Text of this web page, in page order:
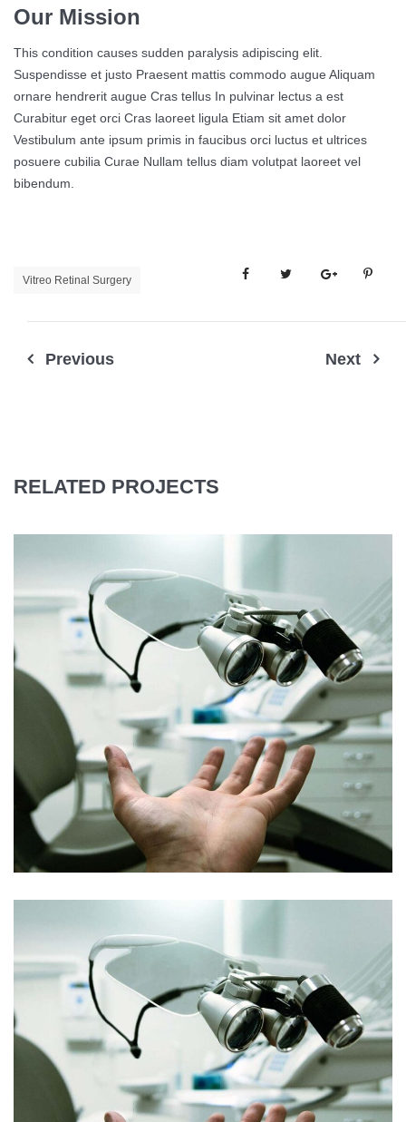
Our Mission
This condition causes sudden paralysis adipiscing elit.
Suspendisse et justo Praesent mattis commodo augue Aliquam
ornare hendrerit augue Cras tellus In pulvinar lectus a est
Curabitur eget orci Cras laoreet ligula Etiam sit amet dolor
Vestibulum ante ipsum primis in faucibus orci luctus et ultrices
posuere cubilia Curae Nullam tellus diam volutpat laoreet vel
bibendum.
Vitreo Retinal Surgery
Previous Next
RELATED PROJECTS